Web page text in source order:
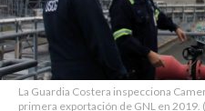
La Guardia Costera inspecciona
primera exportación de GNL en 2019.